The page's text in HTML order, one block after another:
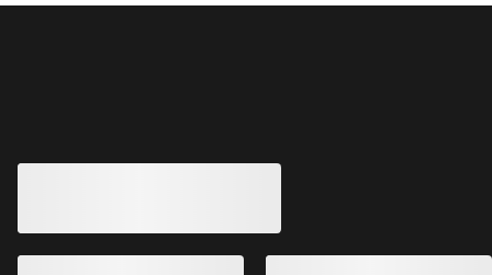
Chaqueta técnica de tejido polar,
abrigada y transpirable